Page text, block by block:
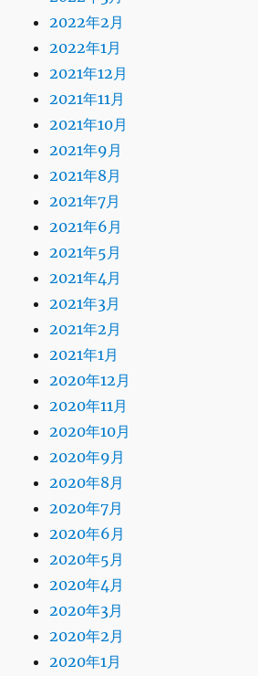
2022年2月
2022年1月
2021年12月
2021年11月
2021年10月
2021年9月
2021年8月
2021年7月
2021年6月
2021年5月
2021年4月
2021年3月
2021年2月
2021年1月
2020年12月
2020年11月
2020年10月
2020年9月
2020年8月
2020年7月
2020年6月
2020年5月
2020年4月
2020年3月
2020年2月
2020年1月